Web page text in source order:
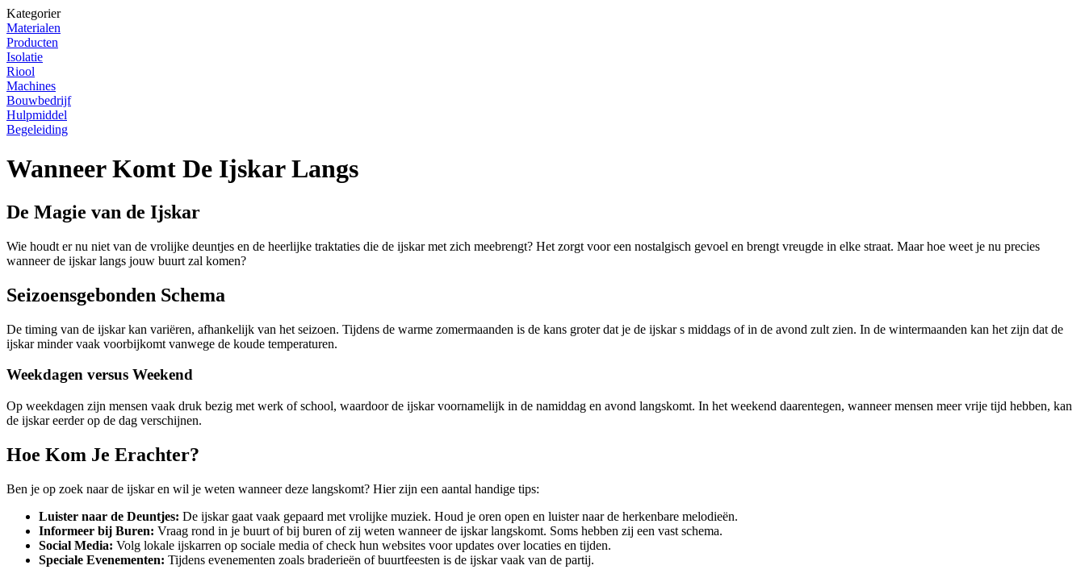
Kategorier
Materialen
Producten
Isolatie
Riool
Machines
Bouwbedrijf
Hulpmiddel
Begeleiding
Wanneer Komt De Ijskar Langs
De Magie van de Ijskar
Wie houdt er nu niet van de vrolijke deuntjes en de heerlijke traktaties die de ijskar met zich meebrengt? Het zorgt voor een nostalgisch gevoel en brengt vreugde in elke straat. Maar hoe weet je nu precies
wanneer de ijskar langs jouw buurt zal komen?
Seizoensgebonden Schema
De timing van de ijskar kan variëren, afhankelijk van het seizoen. Tijdens de warme zomermaanden is de kans groter dat je de ijskar s middags of in de avond zult zien. In de wintermaanden kan het zijn dat de
ijskar minder vaak voorbijkomt vanwege de koude temperaturen.
Weekdagen versus Weekend
Op weekdagen zijn mensen vaak druk bezig met werk of school, waardoor de ijskar voornamelijk in de namiddag en avond langskomt. In het weekend daarentegen, wanneer mensen meer vrije tijd hebben, kan
de ijskar eerder op de dag verschijnen.
Hoe Kom Je Erachter?
Ben je op zoek naar de ijskar en wil je weten wanneer deze langskomt? Hier zijn een aantal handige tips:
Luister naar de Deuntjes: De ijskar gaat vaak gepaard met vrolijke muziek. Houd je oren open en luister naar de herkenbare melodieën.
Informeer bij Buren: Vraag rond in je buurt of bij buren of zij weten wanneer de ijskar langskomt. Soms hebben zij een vast schema.
Social Media: Volg lokale ijskarren op sociale media of check hun websites voor updates over locaties en tijden.
Speciale Evenementen: Tijdens evenementen zoals braderieën of buurtfeesten is de ijskar vaak van de partij.